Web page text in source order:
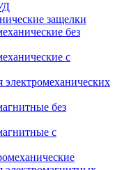
защелки
без
с
электромеханических
без
с